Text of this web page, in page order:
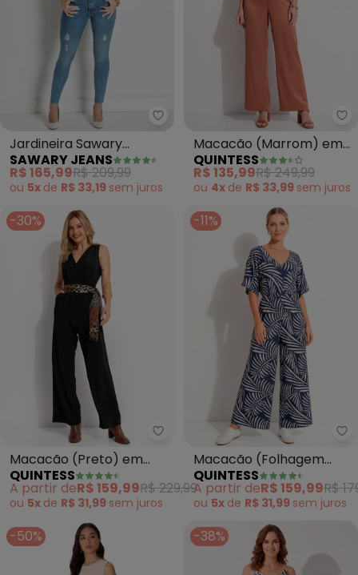
Sawary Jeans - Jardineira
Jardineira Sawary
(Jeans)Com Bolsos
SAWARY JEANS
R$ 165,99R$ 209,99
ou 5x de R$ 33,19 sem juros
Macacão (Marrom) em
Cetim
QUINTESS
R$ 135,99R$ 249,99
ou 4x de R$ 33,99 sem juros
-30%
Quintess - Macacão (Preto)
Macacão (Preto) em
Crepe Plano
QUINTESS
A partir deR$ 159,99R$ 229,99
ou 5x de R$ 31,99 sem juros
-11%
Macacão (Folhagem
Azul) em Malha de
Viscose
QUINTESS
A partir deR$ 159,99R$
ou 5x de R$ 31,99 sem juros
-50% -38%